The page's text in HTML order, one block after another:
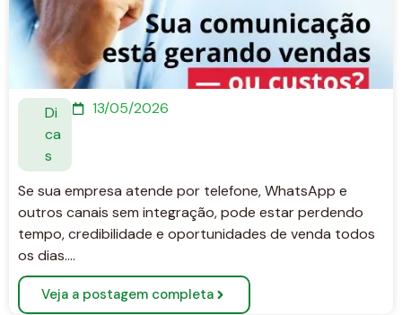
Di
ca
s
13/05/2026
Se sua empresa atende por telefone, WhatsApp e
outros canais sem integração, pode estar perdendo
tempo, credibilidade e oportunidades de venda todos
os dias….
Veja a postagem completa